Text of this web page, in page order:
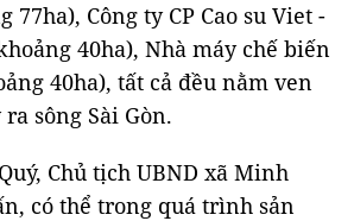
77ha), Công ty CP Cao su Viet -
40ha), Nhà máy chế biến
40ha), tất cả đều nằm ven
sông Sài Gòn.
Chủ tịch UBND xã Minh
có thể trong quá trình sản